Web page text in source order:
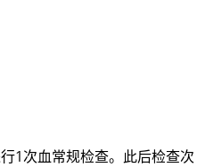
1次血常规检查。此后检查次